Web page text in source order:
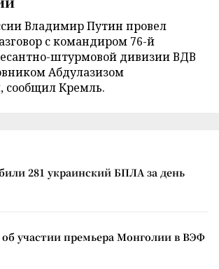
Владимир Путин провел
с командиром 76-й
штурмовой дивизии ВДВ
Абдулазизом
Кремль.
281 украинский БПЛА за день
участии премьера Монголии в ВЭФ